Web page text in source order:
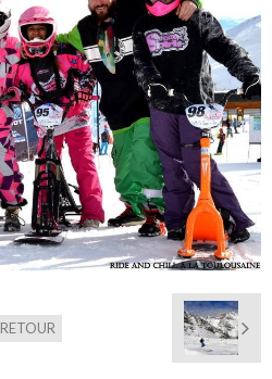
RETOUR